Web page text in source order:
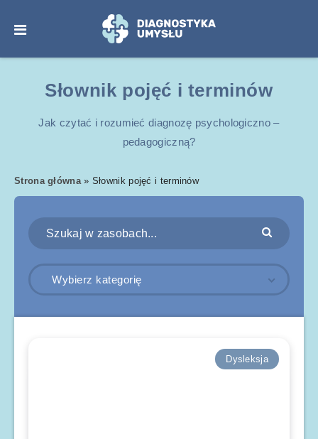
Słownik pojęć i terminów
Jak czytać i rozumieć diagnozę psychologiczno –
pedagogiczną?
Strona główna» Słownik pojęć i terminów
Wybierz kategorię
Dysleksja